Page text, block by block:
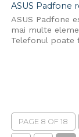
ASUS Padfone
ASUS Padfone
mai multe
Telefonul
PAGE 8 OF 18